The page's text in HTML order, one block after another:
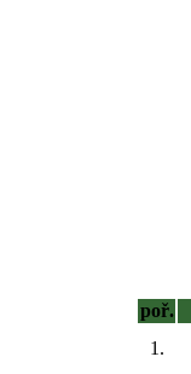
poř.
1.